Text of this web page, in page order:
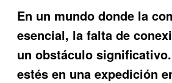
En un mundo donde la
esencial, la falta de
un obstáculo
estés en una expedición